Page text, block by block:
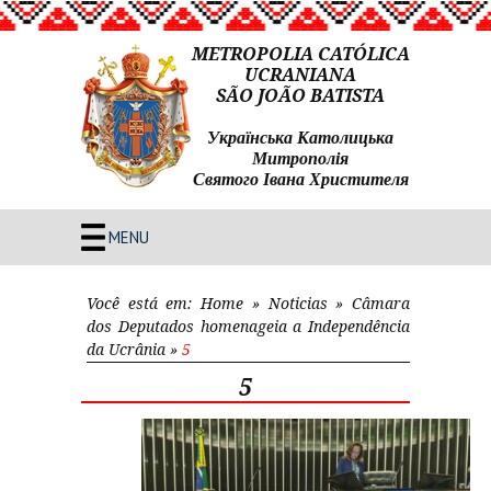
METROPOLIA CATÓLICA
UCRANIANA
SÃO JOÃO BATISTA
Українська Католицька
Митрополія
Святого Івана Христителя
MENU
Você está em: Home » Noticias »Câmara
dos Deputados homenageia a Independência
da Ucrânia » 5
5